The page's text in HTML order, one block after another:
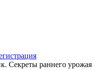
Секреты раннего урожая